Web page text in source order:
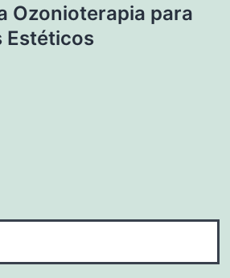
Ozonioterapia para
Estéticos